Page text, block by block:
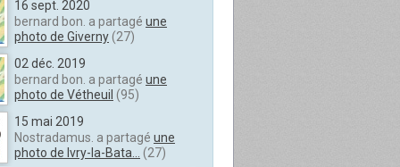
16 sept. 2020
bernard bon. a partagé une
photo de Giverny(27)
02 déc. 2019
bernard bon. a partagé une
photo de Vétheuil (95)
15 mai 2019
Nostradamus. a partagé une
photo de Ivry-la-Bata...
(27)